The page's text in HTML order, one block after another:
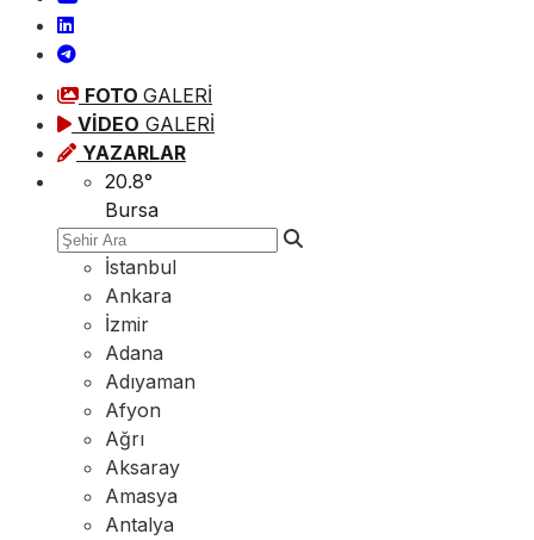
FOTO GALERİ
VİDEO GALERİ
YAZARLAR
20.8°
Bursa
İstanbul
Ankara
İzmir
Adana
Adıyaman
Afyon
Ağrı
Aksaray
Amasya
Antalya